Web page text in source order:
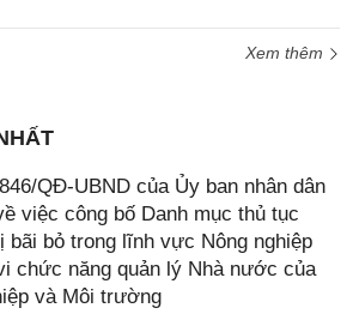
Xem thêm
QĐ-UBND của Ủy ban nhân dân
việc công bố Danh mục thủ tục
bãi bỏ trong lĩnh vực Nông nghiệp
chức năng quản lý Nhà nước của
và Môi trường